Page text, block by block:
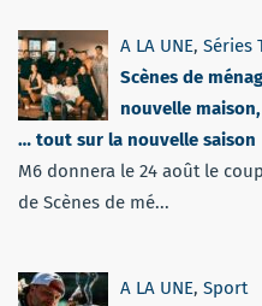
A LA UNE, Séries
Scènes de
nouvelle
… tout sur la nouvelle saison
M6 donnera le 24 août le
de Scènes de mé...
A LA UNE, Sport